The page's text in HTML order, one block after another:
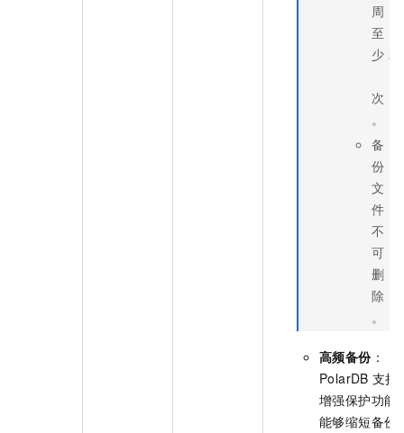
周
至
少 2
次
。
备
份
文
件
不
可
删
除
。
高频备份：
PolarDB 支持
增强保护功能
能够缩短备份